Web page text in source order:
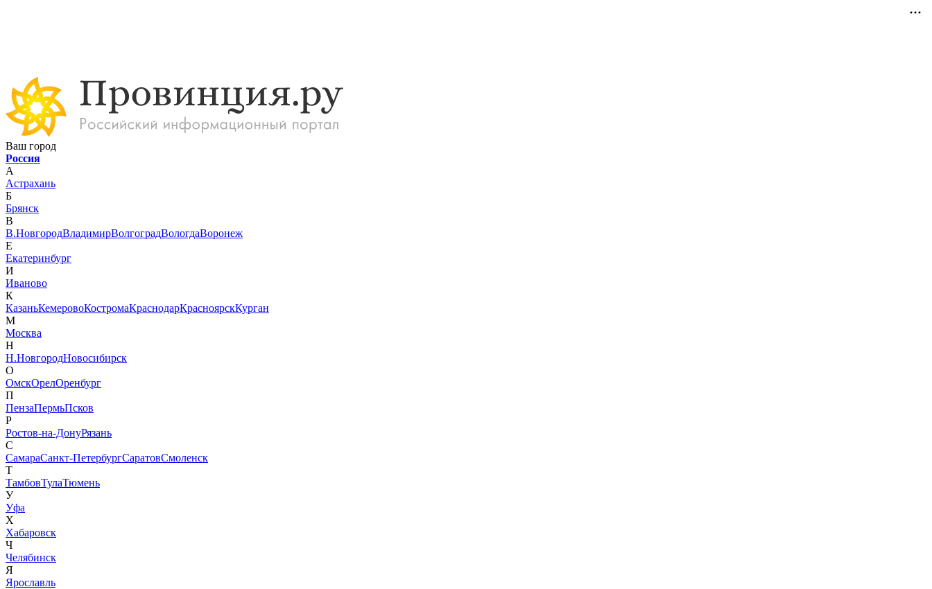
Ваш город
Россия
А
Астрахань
Б
Брянск
В
В.НовгородВладимирВолгоградВологдаВоронеж
Е
Екатеринбург
И
Иваново
К
КазаньКемеровоКостромаКраснодарКрасноярскКурган
М
Москва
Н
Н.НовгородНовосибирск
О
ОмскОрелОренбург
П
ПензаПермьПсков
Р
Ростов-на-ДонуРязань
С
СамараСанкт-ПетербургСаратовСмоленск
Т
ТамбовТулаТюмень
У
Уфа
Х
Хабаровск
Ч
Челябинск
Я
Ярославль